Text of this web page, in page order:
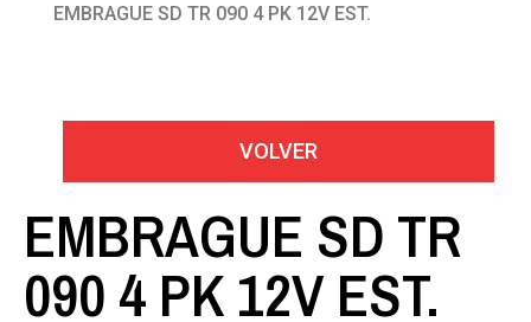
EMBRAGUE SD TR 090 4 PK 12V EST.
VOLVER
EMBRAGUE SD TR
090 4 PK 12V EST.